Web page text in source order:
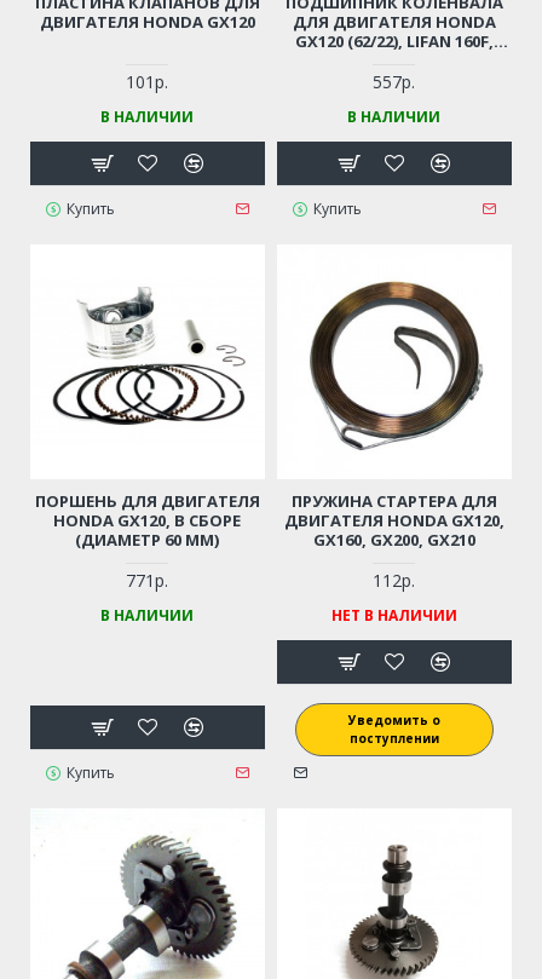
ДВИГАТЕЛЯ HONDA GX120
101р.
В НАЛИЧИИ
Купить
ДЛЯ ДВИГАТЕЛЯ HONDA
GX120 (62/22), LIFAN 160F,
557р.
В НАЛИЧИИ
Купить
ПОРШЕНЬ ДЛЯ ДВИГАТЕЛЯ
HONDA GX120, В СБОРЕ
(ДИАМЕТР 60 ММ)
771р.
В НАЛИЧИИ
Купить
ПРУЖИНА СТАРТЕРА ДЛЯ
ДВИГАТЕЛЯ HONDA GX120,
GX160, GX200, GX210
112р.
НЕТ В НАЛИЧИИ
Уведомить о
поступлении